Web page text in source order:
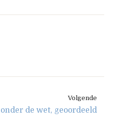
Volgende
de wet, geoordeeld